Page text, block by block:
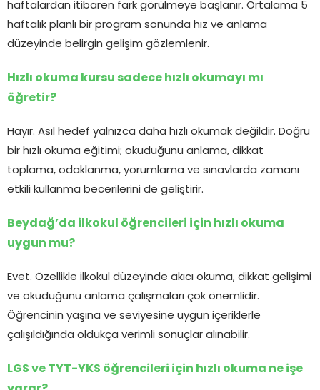
haftalardan itibaren fark görülmeye başlanır. Ortalama 5
haftalık planlı bir program sonunda hız ve anlama
düzeyinde belirgin gelişim gözlemlenir.
Hızlı okuma kursu sadece hızlı okumayı mı
öğretir?
Hayır. Asıl hedef yalnızca daha hızlı okumak değildir. Doğru
bir hızlı okuma eğitimi; okuduğunu anlama, dikkat
toplama, odaklanma, yorumlama ve sınavlarda zamanı
etkili kullanma becerilerini de geliştirir.
Beydağ’da ilkokul öğrencileri için hızlı okuma
uygun mu?
Evet. Özellikle ilkokul düzeyinde akıcı okuma, dikkat gelişimi
ve okuduğunu anlama çalışmaları çok önemlidir.
Öğrencinin yaşına ve seviyesine uygun içeriklerle
çalışıldığında oldukça verimli sonuçlar alınabilir.
LGS ve TYT-YKS öğrencileri için hızlı okuma ne işe